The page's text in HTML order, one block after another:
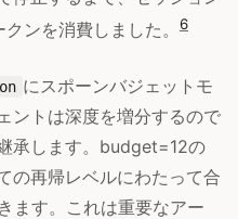
ンを消費しました。
6
にスポーンバジェットモ
ントは深度を増分するので
承します。budget=12の
の再帰レベルにわたって合
ます。これは重要なアー